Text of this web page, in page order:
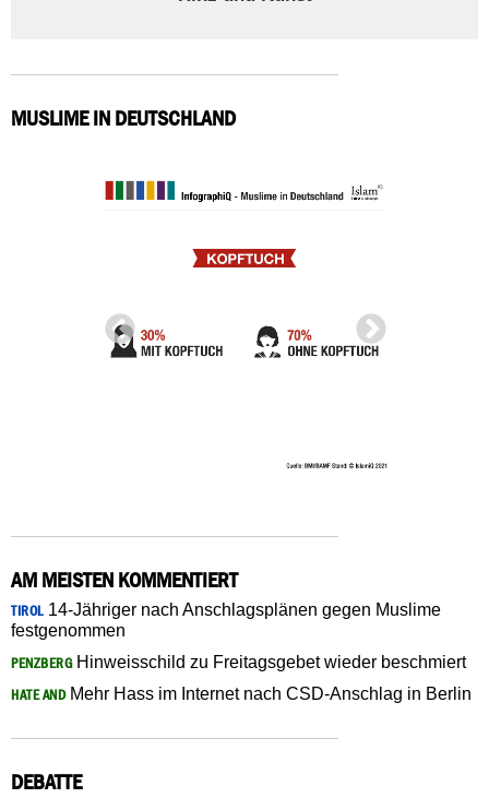
MUSLIME IN DEUTSCHLAND
AM MEISTEN KOMMENTIERT
TIROL14-Jähriger nach Anschlagsplänen gegen Muslime
festgenommen
PENZBERGHinweisschild zu Freitagsgebet wieder beschmiert
HATE ANDMehr Hass im Internet nach CSD-Anschlag in Berlin
DEBATTE